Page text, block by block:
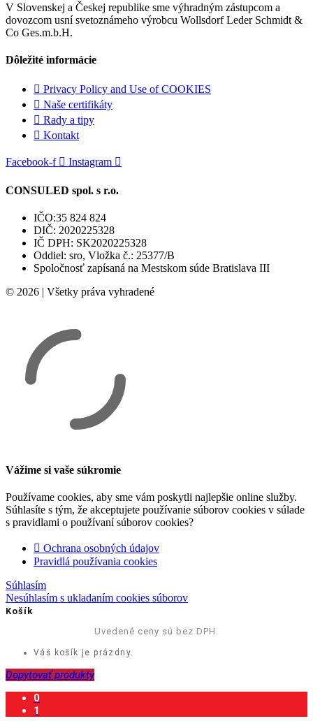
V Slovenskej a Českej republike sme výhradným zástupcom a
dovozcom usní svetoznámeho výrobcu Wollsdorf Leder Schmidt &
Co Ges.m.b.H.
Dôležité informácie
Privacy Policy and Use of COOKIES
Naše certifikáty
Rady a tipy
Kontakt
Facebook-f Instagram
CONSULED spol. s r.o.
IČO:35 824 824
DIČ: 2020225328
IČ DPH: SK2020225328
Oddiel: sro, Vložka č.: 25377/B
Spoločnosť zapísaná na Mestskom súde Bratislava III
© 2026 | Všetky práva vyhradené
Vážime si vaše súkromie
Používame cookies, aby sme vám poskytli najlepšie online služby.
Súhlasíte s tým, že akceptujete používanie súborov cookies v súlade
s pravidlami o používaní súborov cookies?
Ochrana osobných údajov
Pravidlá používania cookies
Súhlasím
Nesúhlasím s ukladaním cookies súborov
Košík
Uvedené ceny sú bez DPH.
Váš košík je prázdny.
Dopytovať produkty
0
1